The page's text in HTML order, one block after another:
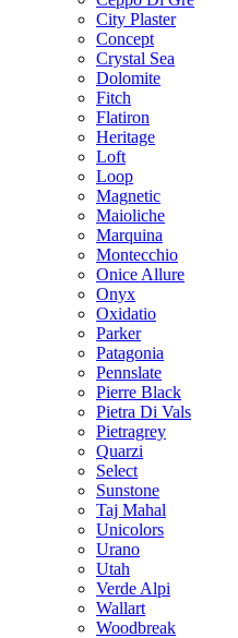
City Plaster
Concept
Crystal Sea
Dolomite
Fitch
Flatiron
Heritage
Loft
Loop
Magnetic
Maioliche
Marquina
Montecchio
Onice Allure
Onyx
Oxidatio
Parker
Patagonia
Pennslate
Pierre Black
Pietra Di Vals
Pietragrey
Quarzi
Select
Sunstone
Taj Mahal
Unicolors
Urano
Utah
Verde Alpi
Wallart
Woodbreak